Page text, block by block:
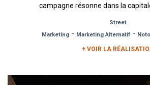
campagne résonne dans la
Street
Marketing- Marketing Alternatif-
+ VOIR LA